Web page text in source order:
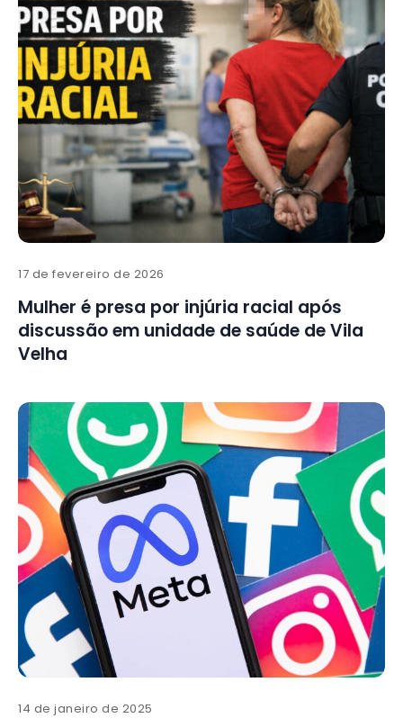
17 de fevereiro de 2026
Mulher é presa por injúria racial após
discussão em unidade de saúde de Vila
Velha
14 de janeiro de 2025